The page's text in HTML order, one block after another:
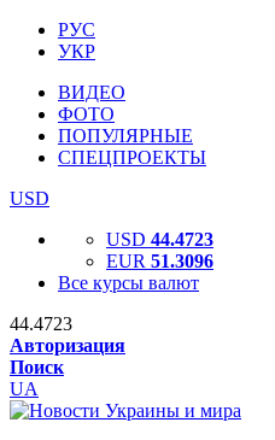
РУС
УКР
ВИДЕО
ФОТО
ПОПУЛЯРНЫЕ
СПЕЦПРОЕКТЫ
USD
USD 44.4723
EUR 51.3096
Все курсы валют
44.4723
Авторизация
Поиск
UA